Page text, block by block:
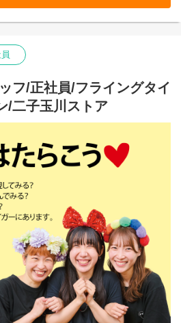
も自然に笑顔になれるのが
いう場所です。
アで、私たちのチームの一員になりま
覧いただけます！
brand/flying-tiger-
フ/正社員/フライングタイ
/二子玉川ストア